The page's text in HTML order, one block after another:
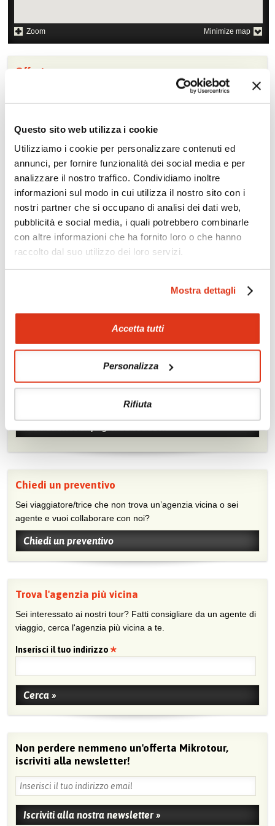
Questo sito web utilizza i cookie
Utilizziamo i cookie per personalizzare contenuti ed
annunci, per fornire funzionalità dei social media e per
analizzare il nostro traffico. Condividiamo inoltre
informazioni sul modo in cui utilizza il nostro sito con i
nostri partner che si occupano di analisi dei dati web,
pubblicità e social media, i quali potrebbero combinarle
con altre informazioni che ha fornito loro o che hanno
raccolto dal suo utilizzo dei loro servizi.
Mostra dettagli
Accetta tutti
Personalizza
Rifiuta
Zoom Minimize map
Offerte
Quotazioni di alcune proposte di viaggio, modificabili su
richiesta
Scopri i prezzi »
Da non perdere in Bhutan
Tour naturalistici e
paesaggistici,
Etnoturismo
Trekking
Esperienze mistiche nei
monasteri
Mostraci le tue foto su Facebook
Condividi con gli altri viaggiatori le tue esperienze e scambia
consigli e suggerimenti sulle tue località preferite.
Chiedi un preventivo
Sei viaggiatore/trice che non trova un’agenzia vicina o sei
agente e vuoi collaborare con noi?
Chiedi un preventivo
Trova l'agenzia più vicina
Sei interessato ai nostri tour? Fatti consigliare da un agente di
viaggio, cerca l'agenzia più vicina a te.
Inserisci il tuo indirizzo
Non perdere nemmeno un'offerta Mikrotour,
iscriviti alla newsletter!